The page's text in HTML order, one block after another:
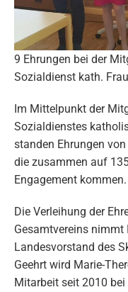
9 Ehrungen bei der
Sozialdienst kath.
Im Mittelpunkt der
Sozialdienstes
standen Ehrungen
die zusammen auf
Engagement kommen.
Die Verleihung der
Gesamtvereins nimmt
Landesvorstand des
Geehrt wird Marie-
Mitarbeit seit 2010 bei